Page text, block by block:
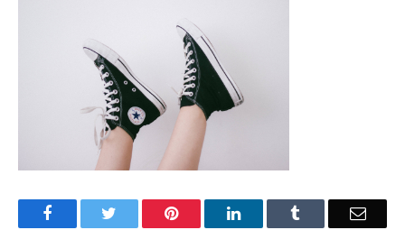
Facebook Pinterest LinkedIn Email